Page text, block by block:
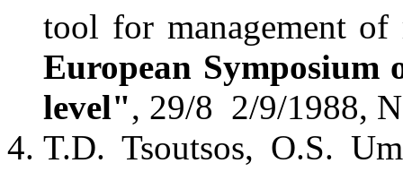
tool for management
European Symposium
level", 29/8 2/9/1988,
T.D. Tsoutsos, O.S.